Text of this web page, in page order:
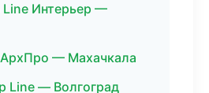
Интерьер —
— Махачкала
Line — Волгоград